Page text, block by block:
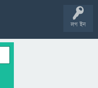
লগ ইন